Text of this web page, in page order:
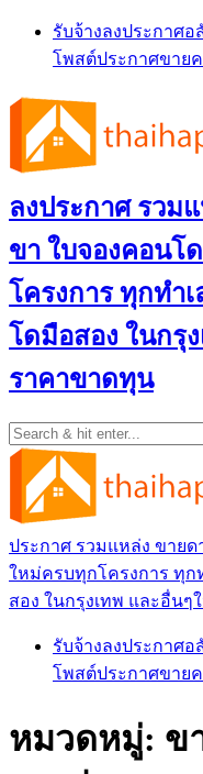
Skip
content
รับจ้างลงประกาศ
โพสต์ประกาศขาย
ลงประกาศ รวม
ขา ใบจองคอนโ
โครงการ ทุกทำ
โดมือสอง ในกรุ
ราคาขาดทุน
ประกาศ รวมแหล่ง ขาย
ใหม่ครบทุกโครงการ ทุก
สอง ในกรุงเทพ และอื่นๆ
รับจ้างลงประกาศ
โพสต์ประกาศขาย
หมวดหมู่: ข